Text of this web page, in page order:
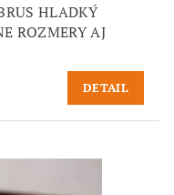
HLADKÝ
ROZMERY AJ
DETAIL